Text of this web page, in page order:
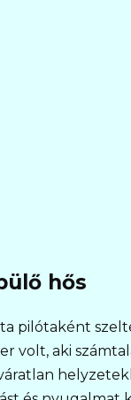
hős
pilótaként
volt, aki